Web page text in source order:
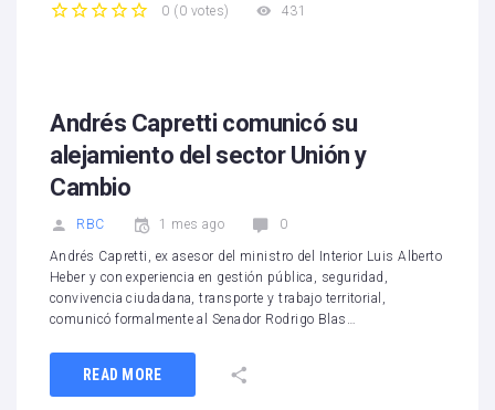
0 ( 0 votes) 431
Andrés Capretti comunicó su
alejamiento del sector Unión y
Cambio
RBC 1 mes ago 0
Andrés Capretti, ex asesor del ministro del Interior Luis Alberto
Heber y con experiencia en gestión pública, seguridad,
convivencia ciudadana, transporte y trabajo territorial,
comunicó formalmente al Senador Rodrigo Blas…
READ MORE